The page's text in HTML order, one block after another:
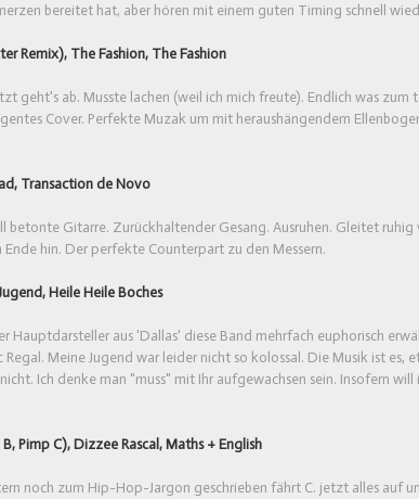
bereitet hat, aber hören mit einem guten Timing schnell
Remix), The Fashion, The Fashion
geht's ab. Musste lachen (weil ich mich freute). Endlich was zum
Cover. Perfekte Muzak um mit heraushängendem
Transaction de Novo
betonte Gitarre. Zurückhaltender Gesang. Ausruhen. Gleitet ruhig
hin. Der perfekte Counterpart zu den Messern.
Heile Heile Boches
Hauptdarsteller aus 'Dallas' diese Band mehrfach euphorisch
Meine Jugend war leider nicht so kolossal. Die Musik ist es,
Ich denke man "muss" mit Ihr aufgewachsen sein. Insofern will
Pimp C), Dizzee Rascal, Maths + English
noch zum Hip-Hop-Jargon geschrieben fährt C. jetzt alles auf